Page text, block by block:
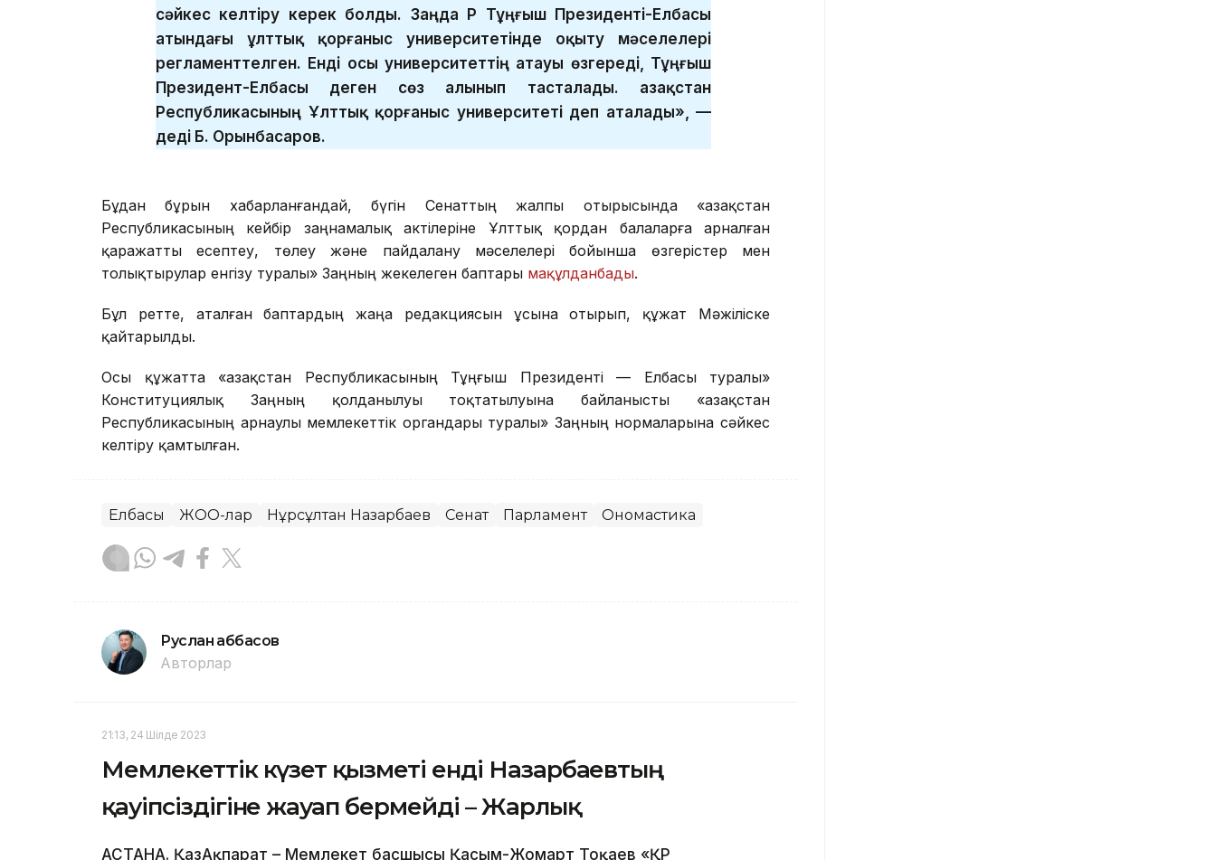
сәйкес келтіру керек болды. Заңда ҚР Тұңғыш Президенті-Елбасы
атындағы ұлттық қорғаныс университетінде оқыту мәселелері
регламенттелген. Енді осы университеттің атауы өзгереді, Тұңғыш
Президент-Елбасы деген сөз алынып тасталады. Қазақстан
Республикасының Ұлттық қорғаныс университеті деп аталады», —
деді Б. Орынбасаров.
Бұдан бұрын хабарланғандай, бүгін Сенаттың жалпы отырысында «Қазақстан
Республикасының кейбір заңнамалық актілеріне Ұлттық қордан балаларға арналған
қаражатты есептеу, төлеу және пайдалану мәселелері бойынша өзгерістер мен
толықтырулар енгізу туралы» Заңның жекелеген баптары мақұлданбады.
Бұл ретте, аталған баптардың жаңа редакциясын ұсына отырып, құжат Мәжіліске
қайтарылды.
Осы құжатта «Қазақстан Республикасының Тұңғыш Президенті — Елбасы туралы»
Конституциялық Заңның қолданылуы тоқтатылуына байланысты «Қазақстан
Республикасының арнаулы мемлекеттік органдары туралы» Заңның нормаларына сәйкес
келтіру қамтылған.
Елбасы ЖОО-лар Нұрсұлтан Назарбаев Сенат Парламент Ономастика
Руслан Ғаббасов
Авторлар
21:13, 24 Шілде 2023
Мемлекеттік күзет қызметі енді Назарбаевтың
қауіпсіздігіне жауап бермейді – Жарлық
АСТАНА. ҚазАқпарат – Мемлекет басшысы Қасым-Жомарт Тоқаев «ҚР